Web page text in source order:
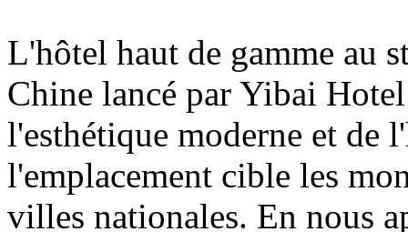
L'hôtel haut de gamme au
Chine lancé par Yibai
l'esthétique moderne et de
l'emplacement cible les
villes nationales. En nous